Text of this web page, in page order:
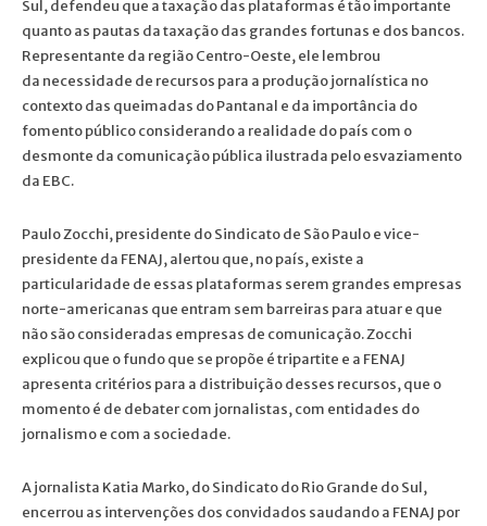
Sul, defendeu que a taxação das plataformas é tão importante
quanto as pautas da taxação das grandes fortunas e dos bancos.
Representante da região Centro-Oeste, ele lembrou
da necessidade de recursos para a produção jornalística no
contexto das queimadas do Pantanal e da importância do
fomento público considerando a realidade do país com o
desmonte da comunicação pública ilustrada pelo esvaziamento
da EBC.
Paulo Zocchi, presidente do Sindicato de São Paulo e vice-
presidente da FENAJ, alertou que, no país, existe a
particularidade de essas plataformas serem grandes empresas
norte-americanas que entram sem barreiras para atuar e que
não são consideradas empresas de comunicação. Zocchi
explicou que o fundo que se propõe é tripartite e a FENAJ
apresenta critérios para a distribuição desses recursos, que o
momento é de debater com jornalistas, com entidades do
jornalismo e com a sociedade.
A jornalista Katia Marko, do Sindicato do Rio Grande do Sul,
encerrou as intervenções dos convidados saudando a FENAJ por